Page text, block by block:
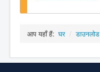
आप यहाँ हैं: घर / डाउनलोड